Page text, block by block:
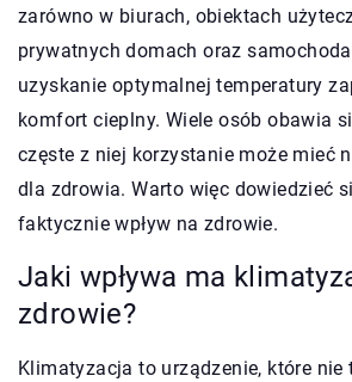
zarówno w biurach, obiektach
prywatnych domach oraz
uzyskanie optymalnej temperatury
komfort cieplny. Wiele osób obawia
częste z niej korzystanie może mieć
dla zdrowia. Warto więc dowiedzieć
faktycznie wpływ na zdrowie.
Jaki wpływa ma
zdrowie?
Klimatyzacja to urządzenie, które nie